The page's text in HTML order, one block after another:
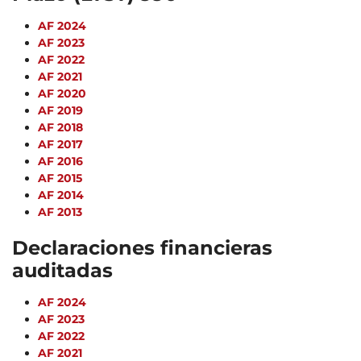
AF 2024
AF 2023
AF 2022
AF 2021
AF 2020
AF 2019
AF 2018
AF 2017
AF 2016
AF 2015
AF 2014
AF 2013
Declaraciones financieras
auditadas
AF 2024
AF 2023
AF 2022
AF 2021